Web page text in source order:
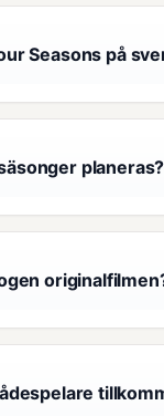
Seasons på
planeras?